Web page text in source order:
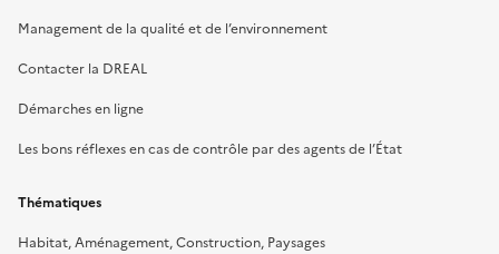
Management de la qualité et de l’environnement
Contacter la DREAL
Démarches en ligne
Les bons réflexes en cas de contrôle par des agents de l’État
Thématiques
Habitat, Aménagement, Construction, Paysages